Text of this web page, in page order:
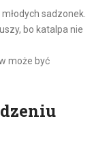
sadzonek.
bo katalpa nie
może być